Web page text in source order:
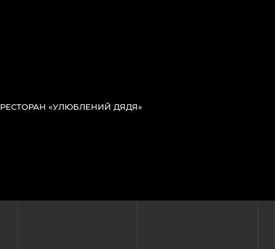
РЕСТОРАН «УЛЮБЛЕНИЙ ДЯДЯ»